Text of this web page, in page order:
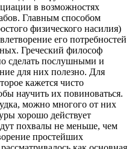
в возможностях
Главным способом
физического насилия)
его потребностей
Греческий философ
сделать послушными и
для них полезно. Для
кажется чисто
научить их повиноваться.
можно многого от них
хорошо действует
похвалы не меньше, чем
простейших